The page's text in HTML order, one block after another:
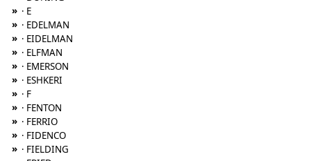
» · E
» · EDELMAN
» · EIDELMAN
» · ELFMAN
» · EMERSON
» · ESHKERI
» · F
» · FENTON
» · FERRIO
» · FIDENCO
» · FIELDING